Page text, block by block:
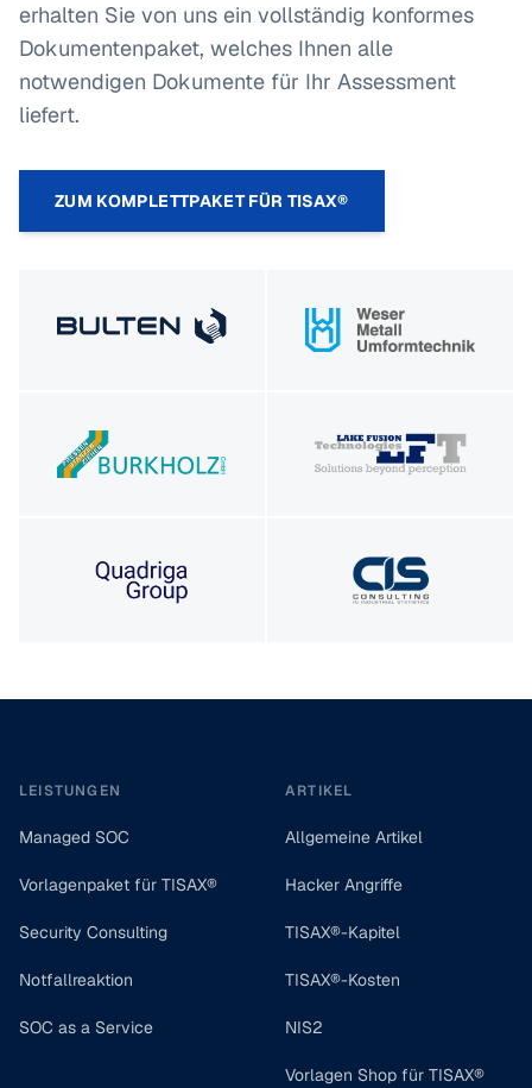
erhalten Sie von uns ein vollständig konformes
Dokumentenpaket, welches Ihnen alle
notwendigen Dokumente für Ihr Assessment
liefert.
ZUM KOMPLETTPAKET FÜR TISAX®
LEISTUNGEN
Managed SOC
Vorlagenpaket für TISAX®
Security Consulting
Notfallreaktion
SOC as a Service
ARTIKEL
Allgemeine Artikel
Hacker Angriffe
TISAX®-Kapitel
TISAX®-Kosten
NIS2
Vorlagen Shop für TISAX®